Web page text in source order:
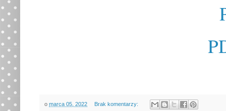
o marca 05, 2022 Brak komentarzy: